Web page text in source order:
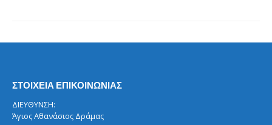
ΣΤΟΙΧΕΙΑ ΕΠΙΚΟΙΝΩΝΙΑΣ
ΔΙΕΥΘΥΝΣΗ:
Άγιος Αθανάσιος Δράμας